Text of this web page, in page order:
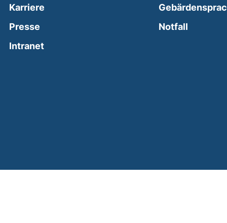
Karriere
Presse
Intranet(external link, opens in a new window)
Notfall